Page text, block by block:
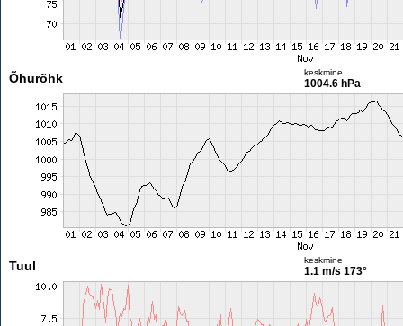
Õhurõhk keskmine
1004.6 hPa
Tuul keskmine
1.1 m/s 173°